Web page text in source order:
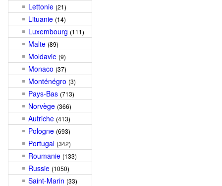
Lettonie (21)
Lituanie (14)
Luxembourg (111)
Malte (89)
Moldavie (9)
Monaco (37)
Monténégro (3)
Pays-Bas (713)
Norvège (366)
Autriche (413)
Pologne (693)
Portugal (342)
Roumanie (133)
Russie (1050)
Saint-Marin (33)